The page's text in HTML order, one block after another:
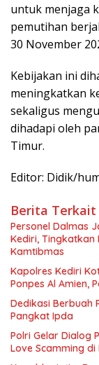
untuk menjaga
pemutihan
30 November
Kebijakan ini
meningkatkan
sekaligus
dihadapi oleh
Timur.
Editor: Didik/
Berita Terkait
Personel Dalmas
Kediri, Tingkatkan
Kamtibmas
Kapolres Kediri
Ponpes Al Amien,
Dedikasi Berbuah
Pangkat Ipda
Polri Gelar Dialog
Love Scamming di